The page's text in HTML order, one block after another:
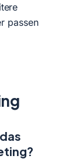
passen